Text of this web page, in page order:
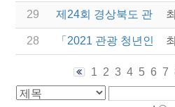
29 제24회 경상북도 관광
28 「2021 관광 청년인턴
1 2 3 4 5 6 7